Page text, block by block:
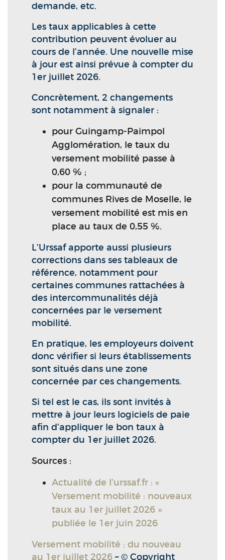
demande, etc.
Les taux applicables à cette
contribution peuvent évoluer au
cours de l’année. Une nouvelle mise
à jour est ainsi prévue à compter du
1er juillet 2026.
Concrètement, 2 changements
sont notamment à signaler :
pour Guingamp-Paimpol
Agglomération, le taux du
versement mobilité passe à
0,60 % ;
pour la communauté de
communes Rives de Moselle, le
versement mobilité est mis en
place au taux de 0,55 %.
L’Urssaf apporte aussi plusieurs
corrections dans ses tableaux de
référence, notamment pour
certaines communes rattachées à
des intercommunalités déjà
concernées par le versement
mobilité.
En pratique, les employeurs doivent
donc vérifier si leurs établissements
sont situés dans une zone
concernée par ces changements.
Si tel est le cas, ils sont invités à
mettre à jour leurs logiciels de paie
afin d’appliquer le bon taux à
compter du 1er juillet 2026.
Sources :
Actualité de l’urssaf.fr : «
Versement mobilité : nouveaux
taux au 1er juillet 2026 »
publiée le 1er juin 2026
Versement mobilité : du nouveau
au 1er juillet 2026 – © Copyright